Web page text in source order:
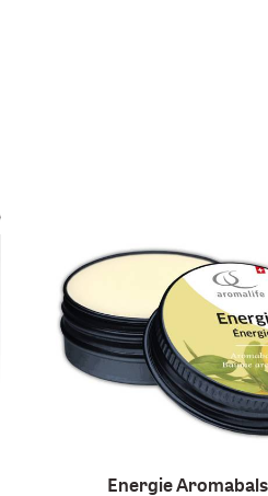
Energie